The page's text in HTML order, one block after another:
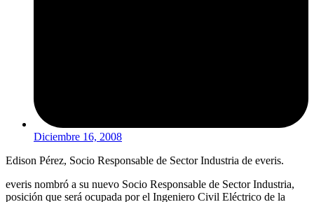
Diciembre 16, 2008
Edison Pérez, Socio Responsable de Sector Industria de everis.
everis nombró a su nuevo Socio Responsable de Sector Industria,
posición que será ocupada por el Ingeniero Civil Eléctrico de la